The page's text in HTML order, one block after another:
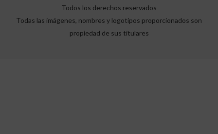
Todos los derechos reservados
Todas las imágenes, nombres y logotipos proporcionados son
propiedad de sus titulares